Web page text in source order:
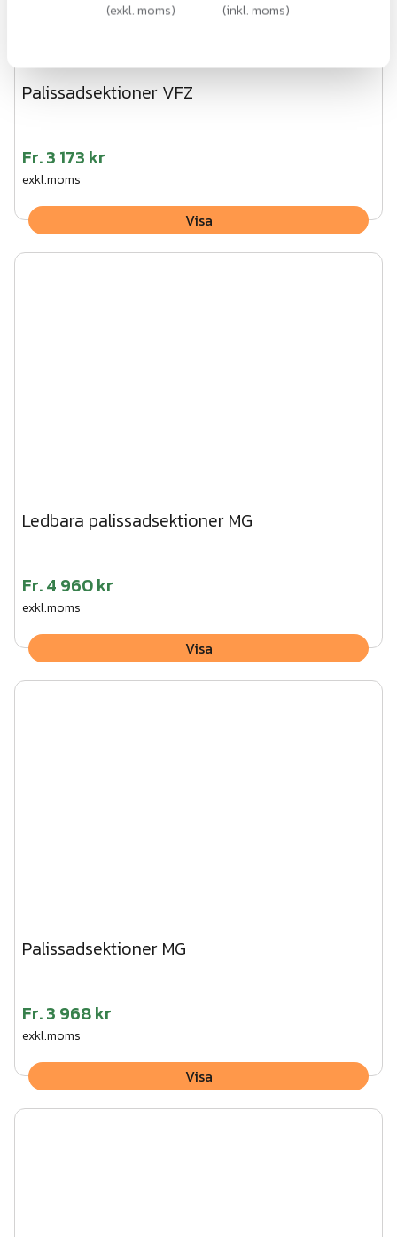
Palissadsektioner VFZ
Fr.3 173 kr
exkl.moms
Visa
Ledbara palissadsektioner MG
Fr.4 960 kr
exkl.moms
Visa
Palissadsektioner MG
Fr.3 968 kr
exkl.moms
Visa
(exkl. moms) (inkl. moms)